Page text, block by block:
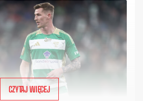
CZYTAJ WIĘCEJ